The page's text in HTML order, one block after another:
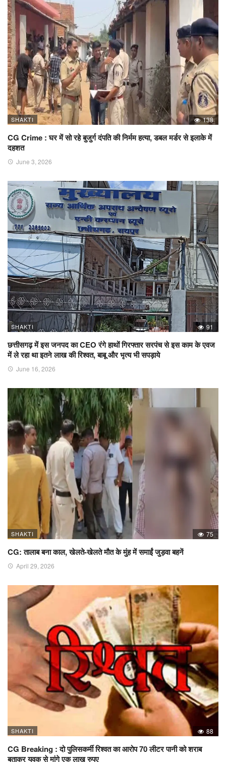
SHAKTI 138
CG Crime : घर में सो रहे बुजुर्ग दंपति की निर्मम हत्या, डबल मर्डर से इलाके में
दहशत
June 3, 2026
SHAKTI 91
छत्तीसगढ़ में इस जनपद का CEO रंगे हाथों गिरफ्तार सरपंच से इस काम के एवज
में ले रहा था इतने लाख की रिश्वत, बाबू और भृत्य भी सपड़ाये
June 16, 2026
SHAKTI 75
CG: तालाब बना काल, खेलते-खेलते मौत के मुंह में समाईं जुड़वा बहनें
April 29, 2026
SHAKTI 88
CG Breaking : दो पुलिसकर्मी रिश्वत का आरोप 70 लीटर पानी को शराब
बताकर युवक से मांगे एक लाख रुपए